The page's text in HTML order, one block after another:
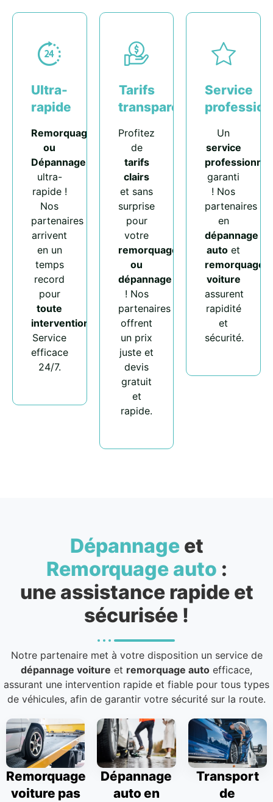
Ultra-
rapide
Remorquage
ou
Dépannage
ultra-
rapide !
Nos
partenaires
arrivent
en un
temps
record
pour
toute
intervention
Service
efficace
24/7.
Tarifs
transparents
Profitez
de
tarifs
clairs
et sans
surprise
pour
votre
remorquage
ou
dépannage
! Nos
partenaires
offrent
un prix
juste et
devis
gratuit
et
rapide.
Service
Un
service
professionnel
garanti
! Nos
partenaires
en
dépannage
auto et
remorquage
voiture
assurent
rapidité
et
sécurité.
Dépannageet
Remorquage auto :
une assistance rapide et
sécurisée !
Notre partenaire met à votre disposition un service de
dépannage voiture et remorquage auto efficace,
assurant une intervention rapide et fiable pour tous types
de véhicules, afin de garantir votre sécurité sur la route.
Remorquage
voiture pas
Dépannage
auto en
Transport
de